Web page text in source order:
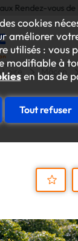
cookies
améliorer
utilisés : vous
modifiable à
en bas de
Tout refuser
Rendez-vous de
Mâcon
au
dossier